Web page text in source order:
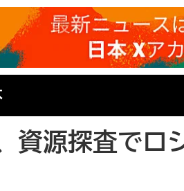
資源探査でロ